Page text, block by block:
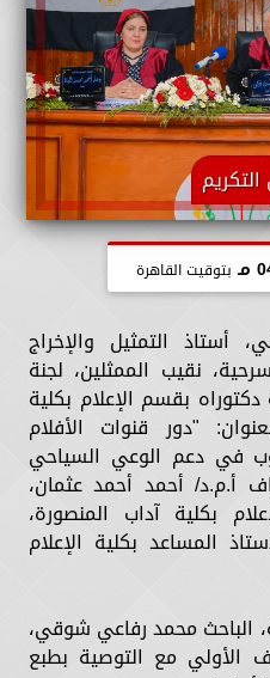
بتوقيت القاهرة
التمثيل والإخراج
نقيب الممثلين، لجنة
بقسم الإعلام بكلية
"دور قنوات الأفلام
في دعم الوعي السياحي
أ.م.د/ أحمد أحمد عثمان،
بكلية آداب المنصورة،
المساعد بكلية الإعلام
الباحث محمد رفاعي شوقي،
الأولي مع التوصية بطبع